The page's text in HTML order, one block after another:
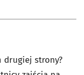
drugiej strony?